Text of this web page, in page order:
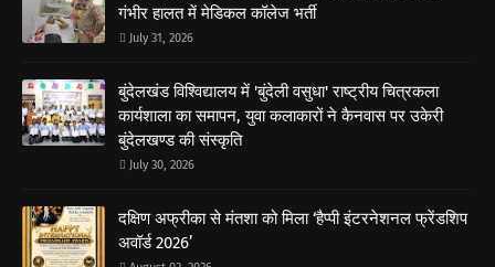
गंभीर हालत में मेडिकल कॉलेज भर्ती
July 31, 2026
बुंदेलखंड विश्विद्यालय में 'बुंदेली वसुधा' राष्ट्रीय चित्रकला
कार्यशाला का समापन, युवा कलाकारों ने कैनवास पर उकेरी
बुंदेलखण्ड की संस्कृति
July 30, 2026
दक्षिण अफ्रीका से मंतशा को मिला ‘हैप्पी इंटरनेशनल फ्रेंडशिप
अवॉर्ड 2026’